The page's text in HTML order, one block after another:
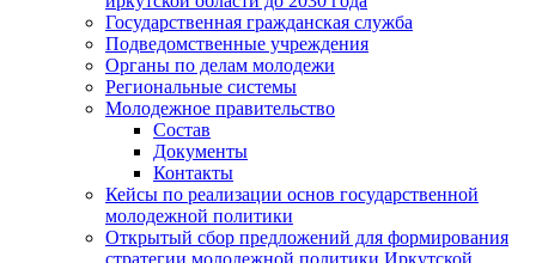
Государственная гражданская служба
Подведомственные учреждения
Органы по делам молодежи
Региональные системы
Молодежное правительство
Состав
Документы
Контакты
Кейсы по реализации основ государственной
молодежной политики
Открытый сбор предложений для формирования
стратегии молодежной политики Иркутской